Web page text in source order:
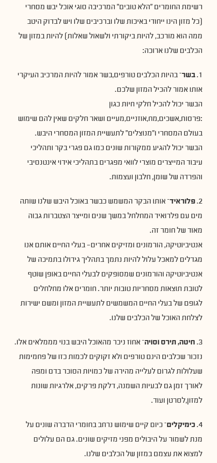
רשימת החומרים ״הלא טובים״ המרכיבה סוגי אוכל יבש מסחרי
(כל מזון הינו ייחודי באיכות שלו וברכיבים שלו ויש לבדוק היטב
ממה הוא מורכב, להיות ביקורתי ולשאול שאלות) להיות במזון של
הכלבים שלנו ארוכה:
1. בשר– בהיות הכלבים טורפים,בשר אמור להיות המרכיב העיקרי
אותו אמור להכיל המזון שלכם.
הבשר יכול להכיל חלקי חיות כגון
:פרסות,אשכים,מח,אוזניים,מעיים ושאר חלקים שאין להם שימוש
בעולם המסחרי ו״מנוצלים״ לתעשיית המזון המסחרי היבש.
הבשר יכול להגיע ממקורות שונים כמו גם פגרי בקר ותהליכי
עיבוד המייצרים מוצרי לוואי מפגרים בתהליכי אידוי אינטנסיבי
והפרדה של שומן, חלבון ועצמות.
2. פלוראיד– אותו הבקר המשמש כבשר באוכל היבש שלנו שותה
מים עם פלרואיד המחלחל במשך שנים ומייצר הצטברות גבוה
מאוד של חומר זה.
אנטיביוטיקה, הורמונים ומזיקים אחרים- בעלי החיים אותם אנו
מגדלים למאכל עלול להיות נתמך בתהליך גידולו בתמיכה של
אנטיביוטיקה והורמונים שמסופקים לבעלי החיים באופן שוטף
לטובת תוצאות מסחריות טובות יותר. חומרים אלו מחלחלים
לגופם של בעלי החיים המשמשים לתעשיית המזון ומשם ישירות
לצלחת האוכל של הכלבים שלנו.
3. חיטה, תירס וסויה– אחוז ניכר מהאוכל היבש בנוי מממלאים אלו.
נזכור שכלבים הינם טורפים ולא זקוקים לכמות כזו של פחמימות
שעלולות לגרום לעלייה מהירה של כמויות הסוכר בדם ומפה
לאורך זמן גם לבעיות השמנה, דלקת פרקים, אלרגיות שונות
למזון,לסרטן ועוד.
4. כימיקלים– כיום קיים שימוש נרחב בחומרי הדברה שונים על
מנת לשמור על היבולים מפני מזיקים שונים. גם הם עלולים
למצוא את עצמם במזון של הכלבים שלנו.